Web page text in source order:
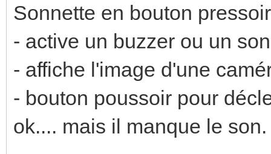
Sonnette en bouton
- active un buzzer ou un
- affiche l'image d'une
- bouton poussoir pour
ok.... mais il manque le